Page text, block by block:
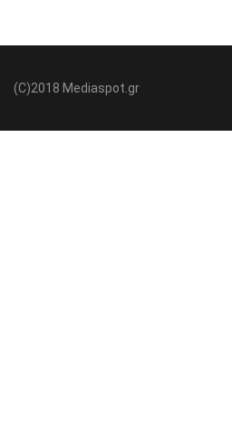
(C)2018 Μediaspot.gr